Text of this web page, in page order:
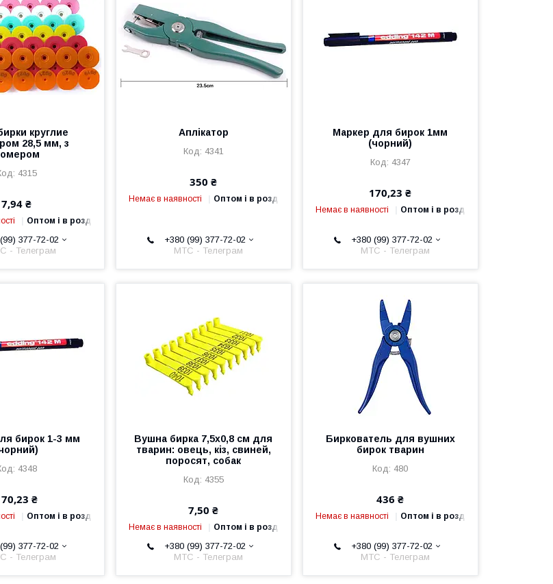
круглие
28,5 мм, з
4315
7,94 ₴
Оптом і в роздріб
377-72-02
- Телеграм
Аплікатор
4341
350 ₴
Немає в наявності Оптом і в роздріб
+380 (99) 377-72-02
МТС - Телеграм
Маркер для бирок 1мм
(чорний)
4347
170,23 ₴
Немає в наявності Оптом і в роздріб
+380 (99) 377-72-02
МТС - Телеграм
бирок 1-3 мм
4348
₴
Оптом і в роздріб
377-72-02
- Телеграм
Вушна бирка 7,5х0,8 см для
тварин: овець, кіз, свиней,
поросят, собак
4355
7,50 ₴
Немає в наявності Оптом і в роздріб
+380 (99) 377-72-02
МТС - Телеграм
Биркователь для вушних
бирок тварин
480
436 ₴
Немає в наявності Оптом і в роздріб
+380 (99) 377-72-02
МТС - Телеграм